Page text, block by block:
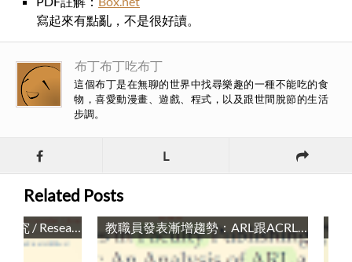
寫起來有點亂，不是很好讀。
布丁布丁吃布丁
這個布丁是在無聊的世界中找尋樂趣的一種不能吃的食
物，喜愛動漫畫、遊戲、程式，以及跟世間脫節的生活
步調。
L
Related Posts
如何精進圖書館事業的研究 / Research in librarianship: issues to consider 教職員發表漸增趨勢：ARL跟ACRL機構的分析 / Increases in Faculty Publishing Activity: An Analysis of ARL and ACRL Institutions